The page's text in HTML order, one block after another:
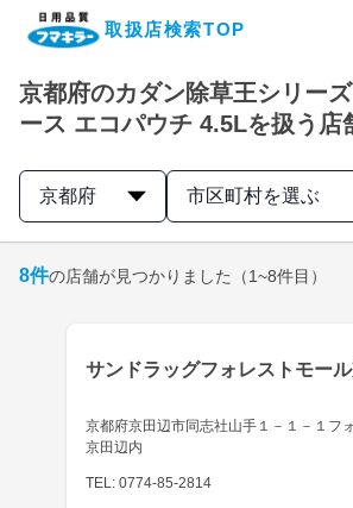
取扱店検索TOP
企業・IR情報サイト
製品情報サイト
取扱店検索はこちら
京都府のカダン除草王シリー
ース エコパウチ 4.5Lを扱う店
京都府 市区町村を選ぶ
8件の店舗が見つかりました （1~8件目）
サンドラッグフォレストモー
京都府京田辺市同志社山手１－１－１フ
京田辺内
TEL: 0774-85-2814